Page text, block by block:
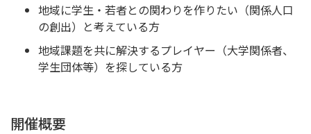
地域に学生・若者との関わりを作りたい（関係人口
の創出）と考えている方
地域課題を共に解決するプレイヤー（大学関係者、
学生団体等）を探している方
開催概要